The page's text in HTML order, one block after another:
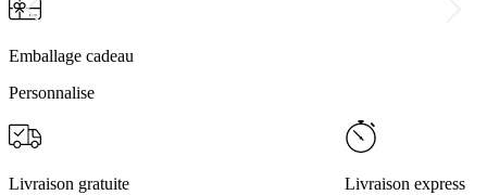
Emballage cadeau
Personnalise
Livraison gratuite
Livraison express